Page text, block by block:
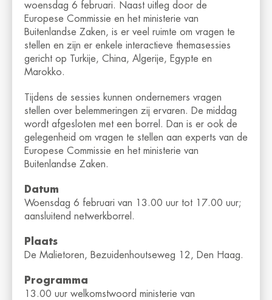
woensdag 6 februari. Naast uitleg door de
Europese Commissie en het ministerie van
Buitenlandse Zaken, is er veel ruimte om vragen te
stellen en zijn er enkele interactieve themasessies
gericht op Turkije, China, Algerije, Egypte en
Marokko.
Tijdens de sessies kunnen ondernemers vragen
stellen over belemmeringen zij ervaren. De middag
wordt afgesloten met een borrel. Dan is er ook de
gelegenheid om vragen te stellen aan experts van de
Europese Commissie en het ministerie van
Buitenlandse Zaken.
Datum
Woensdag 6 februari van 13.00 uur tot 17.00 uur;
aansluitend netwerkborrel.
Plaats
De Malietoren, Bezuidenhoutseweg 12, Den Haag.
Programma
13.00 uur welkomstwoord ministerie van